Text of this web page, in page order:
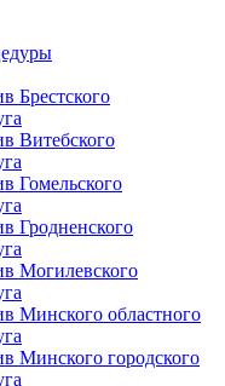
Брестского
Витебского
Гомельского
Гродненского
Могилевского
Минского областного
Минского городского